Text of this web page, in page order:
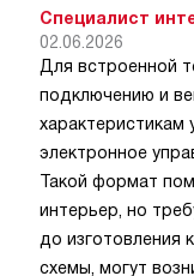
Специалист
02.06.2026
Для встроенной
подключению и
характеристикам
электронное
Такой формат
интерьер, но
до изготовления
схемы, могут